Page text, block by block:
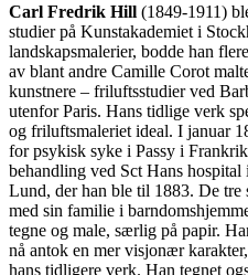
Carl Fredrik Hill (1849-1911)
studier på Kunstakademiet i
landskapsmalerier, bodde han
av blant andre Camille Corot
kunstnere – friluftsstudier ved
utenfor Paris. Hans tidlige verk
og friluftsmaleriet ideal. I januar
for psykisk syke i Passy i
behandling ved Sct Hans
Lund, der han ble til 1883. De
med sin familie i
tegne og male, særlig på papir.
nå antok en mer visjonær
hans tidligere verk. Han tegnet